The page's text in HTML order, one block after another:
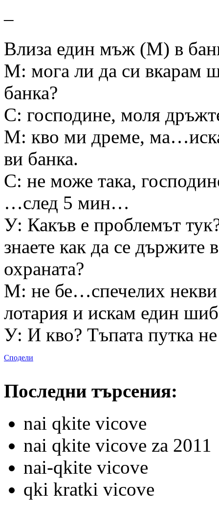
–
Влиза един мъж (М) в
М: мога ли да си вкарам
банка?
С: господине, моля
М: кво ми дреме,
ви банка.
С: не може така,
…след 5 мин…
У: Какъв е проблемът
знаете как да се държите
охраната?
М: не бе…спечелих
лотария и искам един
У: И кво? Тъпата путка
Сподели
Последни търсения:
nai qkite vicove
nai qkite vicove za 2011
nai-qkite vicove
qki kratki vicove